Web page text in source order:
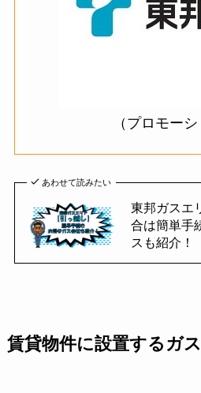
（プロモーシ
あわせて読みたい
東邦ガスエ
合は簡単手
スも紹介！
賃貸物件に設置するガ